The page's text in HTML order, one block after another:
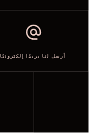
أرسل لنا بريدًا إلكترونيًا